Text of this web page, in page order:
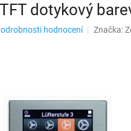
dotykový
hodnocení Značka: